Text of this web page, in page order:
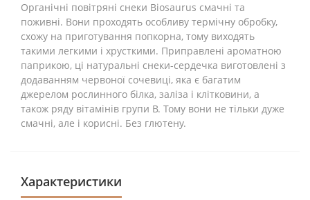
Органічні повітряні снеки Biosaurus смачні та
поживні. Вони проходять особливу термічну обробку,
схожу на приготування попкорна, тому виходять
такими легкими і хрусткими. Приправлені ароматною
паприкою, ці натуральні снеки-сердечка виготовлені з
додаванням червоної сочевиці, яка є багатим
джерелом рослинного білка, заліза і клітковини, а
також ряду вітамінів групи В. Тому вони не тільки дуже
смачні, але і корисні. Без глютену.
Характеристики